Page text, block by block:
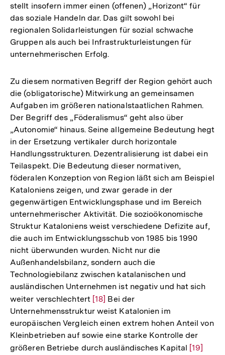
stellt insofern immer einen (offenen) „Horizont“ für
das soziale Handeln dar. Das gilt sowohl bei
regionalen Solidarleistungen für sozial schwache
Gruppen als auch bei Infrastrukturleistungen für
unternehmerischen Erfolg.
Zu diesem normativen Begriff der Region gehört auch
die (obligatorische) Mitwirkung an gemeinsamen
Aufgaben im größeren nationalstaatlichen Rahmen.
Der Begriff des „Föderalismus“ geht also über
„Autonomie“ hinaus. Seine allgemeine Bedeutung hegt
in der Ersetzung vertikaler durch horizontale
Handlungsstrukturen. Dezentralisierung ist dabei ein
Teilaspekt. Die Bedeutung dieser normativen,
föderalen Konzeption von Region läßt sich am Beispiel
Kataloniens zeigen, und zwar gerade in der
gegenwärtigen Entwicklungsphase und im Bereich
unternehmerischer Aktivität. Die sozioökonomische
Struktur Kataloniens weist verschiedene Defizite auf,
die auch im Entwicklungsschub von 1985 bis 1990
nicht überwunden wurden. Nicht nur die
Außenhandelsbilanz, sondern auch die
Technologiebilanz zwischen katalanischen und
ausländischen Unternehmen ist negativ und hat sich
weiter verschlechtert Zur
Auflösung
der
Fußnote
[18] Bei der
Unternehmensstruktur weist Katalonien im
europäischen Vergleich einen extrem hohen Anteil von
Kleinbetrieben auf sowie eine starke Kontrolle der
größeren Betriebe durch ausländisches Kapital Zur
[19]